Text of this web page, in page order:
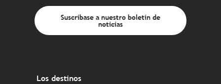
Suscríbase a nuestro boletín de
noticias
Los destinos